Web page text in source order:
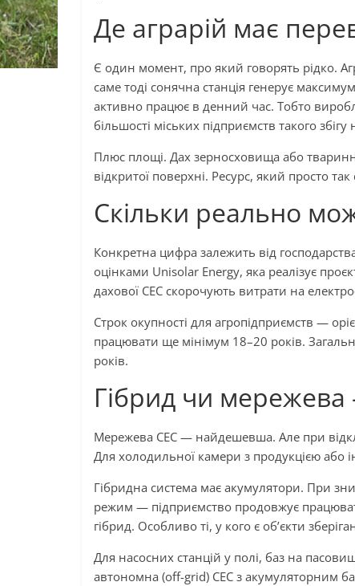
Де аграрій має
Є один момент, про який говорять рідко.
саме тоді сонячна станція генерує
активно працює в денний час. Тобто
більшості міських підприємств такого збігу
Плюс площі. Дах зерносховища або
відкритої поверхні. Ресурс, який просто
Скільки реально
Конкретна цифра залежить від
оцінками Unisolar Energy, яка реалізує
дахової СЕС скорочують витрати на
Строк окупності для агропідприємств —
працювати ще мінімум 18–20 років.
років.
Гібрид чи
Мережева СЕС — найдешевша. Але при
Для холодильної камери з продукцією або
Гібридна система має акумулятори. При
режим — підприємство продовжує
гібрид. Особливо ті, у кого є об’єкти
Для насосних станцій у полі, баз на
автономна (off-grid) СЕС з акумуляторним